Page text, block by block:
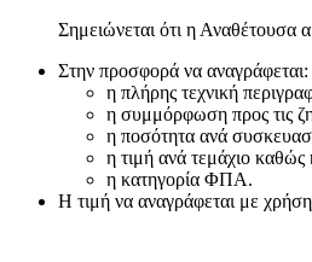
Σημειώνεται ότι η Αναθέτουσα
Στην προσφορά να αναγράφεται:
η πλήρης τεχνική
η συμμόρφωση προς τις
η ποσότητα ανά
η τιμή ανά τεμάχιο καθώς
η κατηγορία ΦΠΑ.
Η τιμή να αναγράφεται με